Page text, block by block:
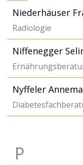
Niederhäuser
Radiologie
Niffenegger
Nyffeler
P